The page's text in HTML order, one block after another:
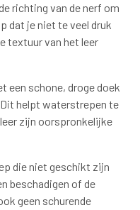
richting van de nerf om
dat je niet te veel druk
textuur van het leer
een schone, droge doek
helpt waterstrepen te
zijn oorspronkelijke
die niet geschikt zijn
beschadigen of de
geen schurende